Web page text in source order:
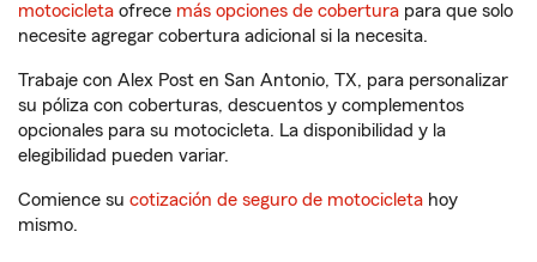
motocicleta ofrece más opciones de cobertura para que solo
necesite agregar cobertura adicional si la necesita.
Trabaje con Alex Post en San Antonio, TX, para personalizar
su póliza con coberturas, descuentos y complementos
opcionales para su motocicleta. La disponibilidad y la
elegibilidad pueden variar.
Comience su cotización de seguro de motocicleta hoy
mismo.